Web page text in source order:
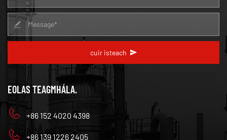
cuir isteach
EOLAS TEAGMHÁLA.
+86 152 4020 4398
+86 139 1226 2405